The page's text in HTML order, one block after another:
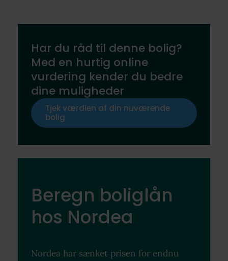
Har du råd til denne bolig?
Med en hurtig online
vurdering kender du bedre
dine muligheder
Tjek værdien af din nuværende
bolig
Beregn boliglån
hos Nordea
Nordea har sænket prisen for endnu